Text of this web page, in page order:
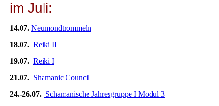
im Juli:
14.07. Neumondtrommeln
18.07. Reiki II
19.07. Reiki I
21.07. Shamanic Council
24.-26.07. Schamanische Jahresgruppe I Modul 3